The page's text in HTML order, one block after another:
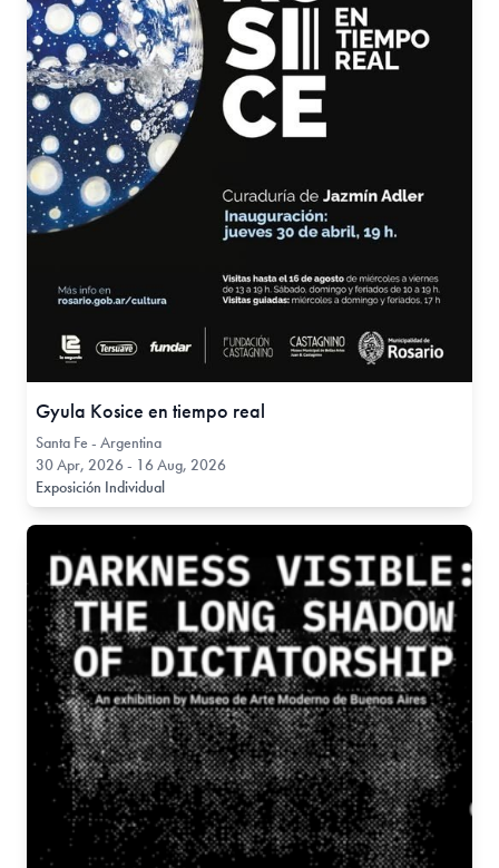
Gyula Kosice en tiempo real
Santa Fe - Argentina
30 Apr, 2026 - 16 Aug, 2026
Exposición Individual